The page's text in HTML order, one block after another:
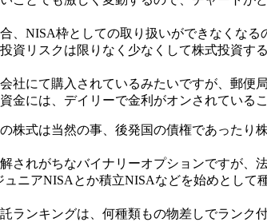
、NISA枠としての取り扱いができなくな
資リスクは限りなく少なくして株式投資
社にて購入されているみたいですが、郵便
金には、デイリーで金利がオンされている
株式は当然の事、後発国の債権であった
されがちなバイナリーオプションですが、
ニアNISAとか積立NISAなどを始めとし
ランキングは、何種類もの物差しでランク